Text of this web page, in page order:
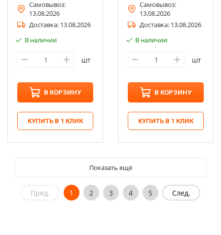
Самовывоз:
13.08.2026
Доставка: 13.08.2026
В наличии
шт
В КОРЗИНУ
КУПИТЬ В 1 КЛИК
Самовывоз:
13.08.2026
Доставка: 13.08.2026
В наличии
шт
В КОРЗИНУ
КУПИТЬ В 1 КЛИК
Показать ещё
Пред. 1 2 3 4 5 След.